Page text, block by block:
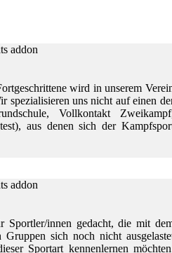
wird in unserem
spezialisieren uns nicht auf einen
Vollkontakt
aus denen sich der
Sportler/innen gedacht, die mit
sich noch nicht
Sportart kennenlernen